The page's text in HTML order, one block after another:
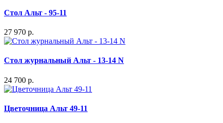
Стол Альт - 95-11
27 970 р.
Стол журнальный Альт - 13-14 N
24 700 р.
Цветочница Альт 49-11